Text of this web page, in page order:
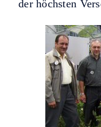
der höchsten